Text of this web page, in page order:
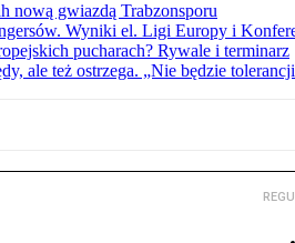
nową gwiazdą Trabzonsporu
Wyniki el. Ligi Europy i
pucharach? Rywale i terminarz
ale też ostrzega. „Nie będzie